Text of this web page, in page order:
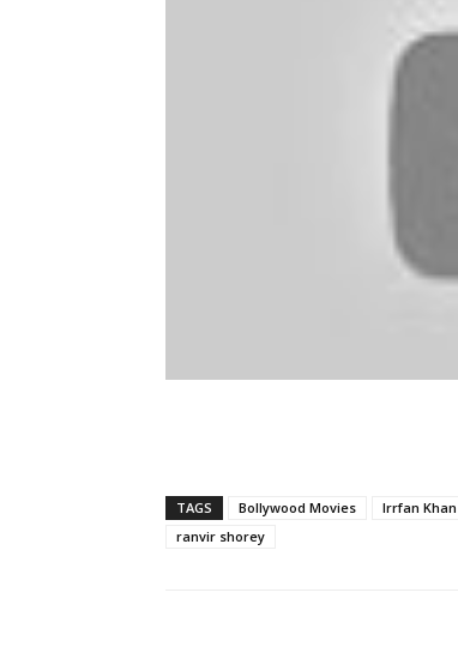
TAGS Bollywood Movies Irrfan Khan
ranvir shorey